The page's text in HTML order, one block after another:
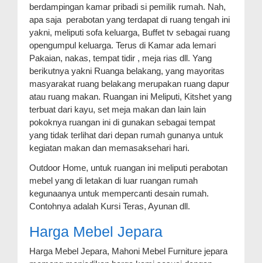
berdampingan kamar pribadi si pemilik rumah. Nah,
apa saja perabotan yang terdapat di ruang tengah ini
yakni, meliputi sofa keluarga, Buffet tv sebagai ruang
opengumpul keluarga. Terus di Kamar ada lemari
Pakaian, nakas, tempat tidir , meja rias dll. Yang
berikutnya yakni Ruanga belakang, yang mayoritas
masyarakat ruang belakang merupakan ruang dapur
atau ruang makan. Ruangan ini Meliputi, Kitshet yang
terbuat dari kayu, set meja makan dan lain lain
pokoknya ruangan ini di gunakan sebagai tempat
yang tidak terlihat dari depan rumah gunanya untuk
kegiatan makan dan memasaksehari hari.
Outdoor Home, untuk ruangan ini meliputi perabotan
mebel yang di letakan di luar ruangan rumah
kegunaanya untuk mempercanti desain rumah.
Contohnya adalah Kursi Teras, Ayunan dll.
Harga Mebel Jepara
Harga Mebel Jepara, Mahoni Mebel Furniture jepara